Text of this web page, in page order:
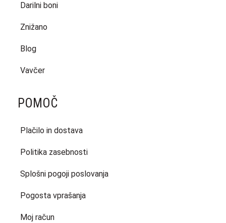
Darilni boni
Znižano
Blog
Vavčer
POMOČ
Plačilo in dostava
Politika zasebnosti
Splošni pogoji poslovanja
Pogosta vprašanja
Moj račun